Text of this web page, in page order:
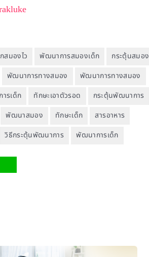
มองไว พัฒนาการสมองเด็ก กระตุ้นสมอง
พัฒนาการทางสมอง
พัฒนาการทางสมอง
รเด็ก ทักษะเอาตัวรอด กระตุ้นพัฒนาการ
พัฒนาสมอง ทักษะเด็ก
สารอาหาร
วิธีกระตุ้นพัฒนาการ พัฒนาการเด็ก